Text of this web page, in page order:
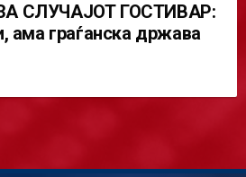
СЛУЧАЈОТ ГОСТИВАР:
ама граѓанска држава